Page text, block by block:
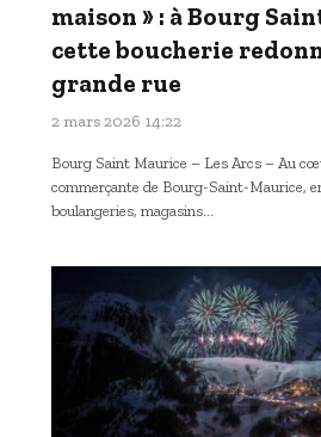
maison » : à Bourg
cette boucherie
grande rue
2 mars 2026 14:22
Bourg Saint Maurice – Les Arcs – Au
commerçante de Bourg-Saint-Maurice,
boulangeries, magasins…